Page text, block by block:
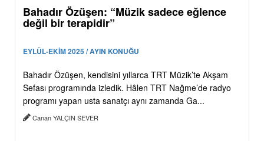
Bahadır Özüşen: “Müzik sadece eğlence
değil bir terapidir”
EYLÜL-EKİM 2025 / AYIN KONUĞU
Bahadır Özüşen, kendisini yıllarca TRT Müzik’te Akşam
Sefası programında izledik. Hâlen TRT Nağme’de radyo
programı yapan usta sanatçı aynı zamanda Ga...
Canan YALÇIN SEVER